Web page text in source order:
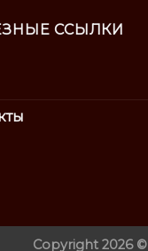
ССЫЛКИ
Copyright 2026 ©